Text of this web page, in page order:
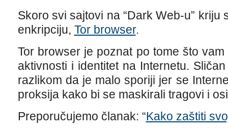
Skoro svi sajtovi na “Dark Web-u” kriju
enkripciju, Tor browser.
Tor browser je poznat po tome što
aktivnosti i identitet na Internetu.
razlikom da je malo sporiji jer se
proksija kako bi se maskirali tragovi i
Preporučujemo članak: “Kako zaštiti